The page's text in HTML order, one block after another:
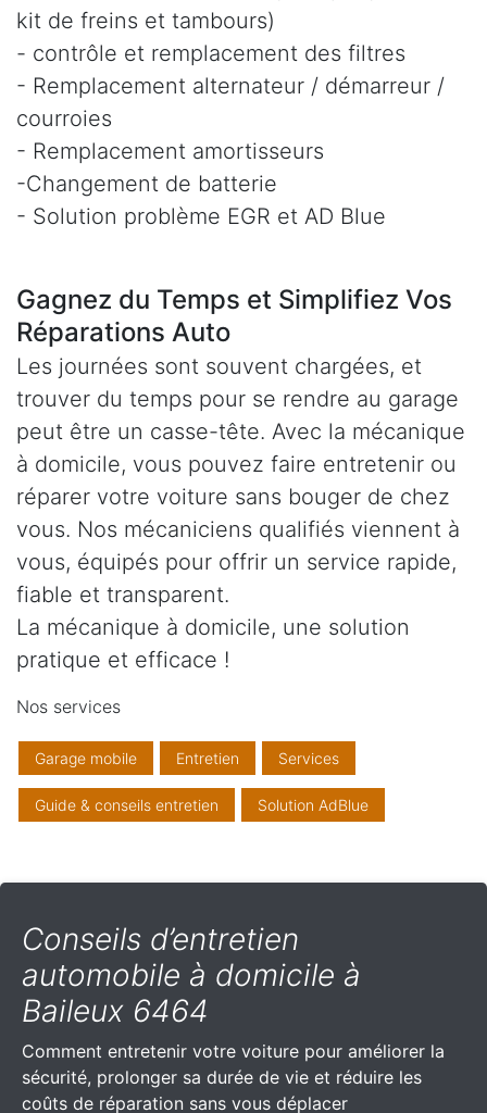
kit de freins et tambours)
- contrôle et remplacement des filtres
- Remplacement alternateur / démarreur /
courroies
- Remplacement amortisseurs
-Changement de batterie
- Solution problème EGR et AD Blue
Gagnez du Temps et Simplifiez Vos
Réparations Auto
Les journées sont souvent chargées, et
trouver du temps pour se rendre au garage
peut être un casse-tête. Avec la mécanique
à domicile, vous pouvez faire entretenir ou
réparer votre voiture sans bouger de chez
vous. Nos mécaniciens qualifiés viennent à
vous, équipés pour offrir un service rapide,
fiable et transparent.
La mécanique à domicile, une solution
pratique et efficace !
Nos services
Garage mobile Entretien Services
Guide & conseils entretien Solution AdBlue
Conseils d’entretien
automobile à domicile à
Baileux 6464
Comment entretenir votre voiture pour améliorer la
sécurité, prolonger sa durée de vie et réduire les
coûts de réparation sans vous déplacer